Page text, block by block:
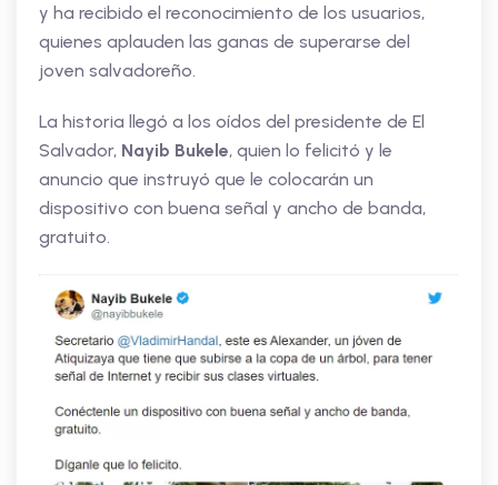
y ha recibido el reconocimiento de los usuarios,
quienes aplauden las ganas de superarse del
joven salvadoreño.
La historia llegó a los oídos del presidente de El
Salvador, Nayib Bukele, quien lo felicitó y le
anuncio que instruyó que le colocarán un
dispositivo con buena señal y ancho de banda,
gratuito.